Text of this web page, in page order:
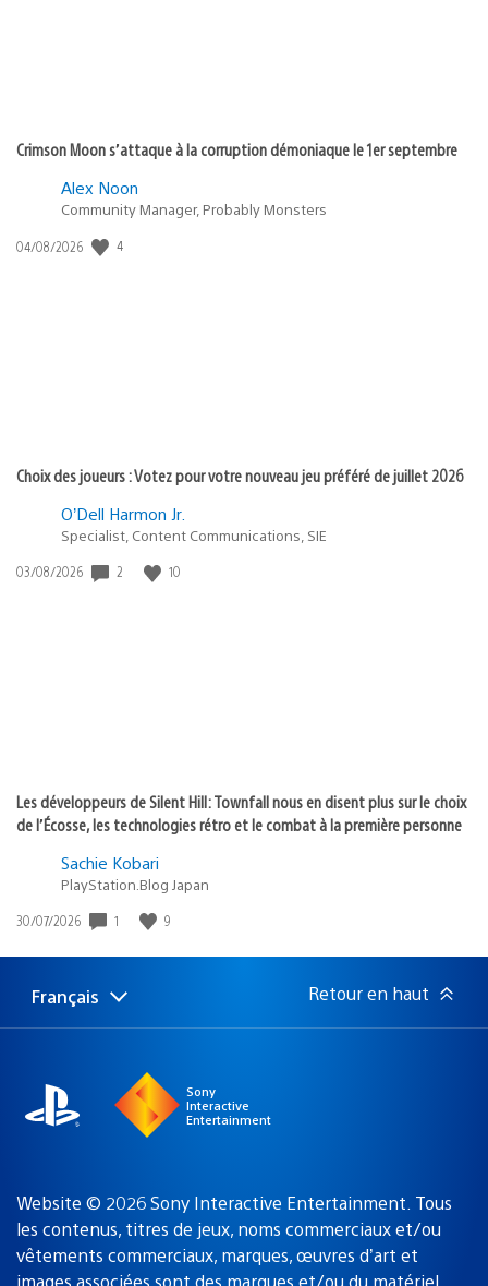
Crimson Moon s’attaque à la corruption démoniaque le 1er septembre
Alex Noon
Community Manager, Probably Monsters
Date
04/08/2026 4
Choix des joueurs : Votez pour votre nouveau jeu préféré de juillet 2026
O’Dell Harmon Jr.
Specialist, Content Communications, SIE
Date
03/08/2026 2 10
Les développeurs de Silent Hill: Townfall nous en disent plus sur le choix
de l’Écosse, les technologies rétro et le combat à la première personne
Sachie Kobari
PlayStation.Blog Japan
Date
publication
30/07/2026 1 9
Choisir
une
Région
actuelle
Français Retour en haut
Sony
Interactive
Entertainment
Website © 2026 Sony Interactive Entertainment. Tous
les contenus, titres de jeux, noms commerciaux et/ou
vêtements commerciaux, marques, œuvres d’art et
images associées sont des marques et/ou du matériel